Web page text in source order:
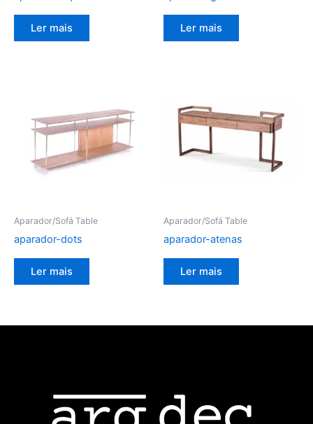
Ler mais Ler mais
Aparador/Sofá Table
aparador-dots
Ler mais
Aparador/Sofá Table
aparador-atenas
Ler mais